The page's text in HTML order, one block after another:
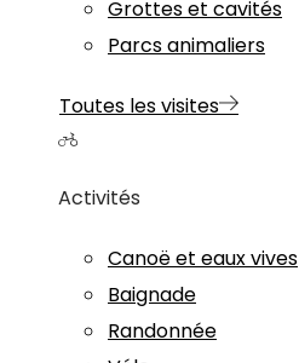
Grottes et cavités
Parcs animaliers
Toutes les visites
Activités
Canoë et eaux vives
Baignade
Randonnée